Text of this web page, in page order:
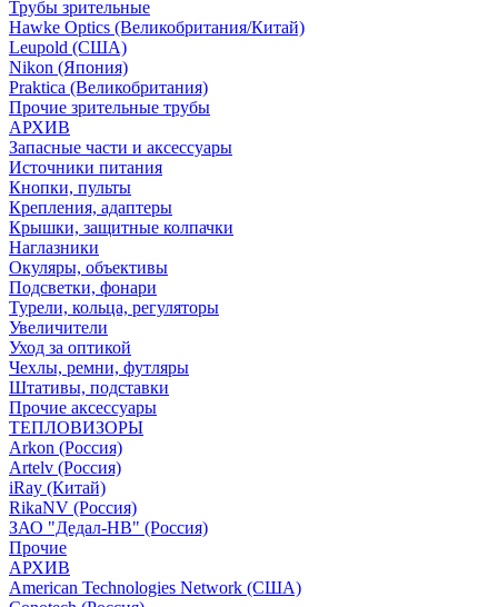
Трубы зрительные
Hawke Optics (Великобритания/Китай)
Leupold (США)
Nikon (Япония)
Praktica (Великобритания)
Прочие зрительные трубы
АРХИВ
Запасные части и аксессуары
Источники питания
Кнопки, пульты
Крепления, адаптеры
Крышки, защитные колпачки
Наглазники
Окуляры, объективы
Подсветки, фонари
Турели, кольца, регуляторы
Увеличители
Уход за оптикой
Чехлы, ремни, футляры
Штативы, подставки
Прочие аксессуары
ТЕПЛОВИЗОРЫ
Arkon (Россия)
Artelv (Россия)
iRay (Китай)
RikaNV (Россия)
ЗАО "Дедал-НВ" (Россия)
Прочие
АРХИВ
American Technologies Network (США)